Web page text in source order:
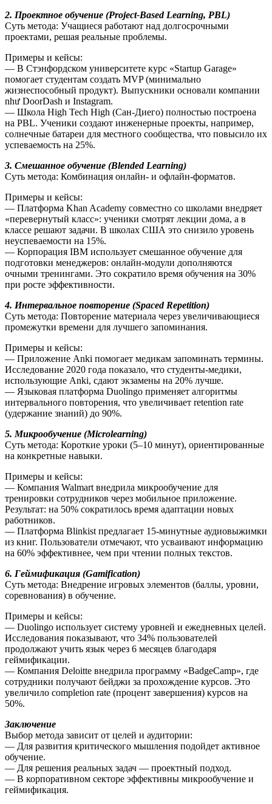
2. Проектное обучение (Project-Based Learning, PBL)
Суть метода: Учащиеся работают над долгосрочными
проектами, решая реальные проблемы.
Примеры и кейсы:
— В Стэнфордском университете курс «Startup Garage»
помогает студентам создать MVP (минимально
жизнеспособный продукт). Выпускники основали компании
như DoorDash и Instagram.
— Школа High Tech High (Сан-Диего) полностью построена
на PBL. Ученики создают инженерные проекты, например,
солнечные батареи для местного сообщества, что повысило их
успеваемость на 25%.
3. Смешанное обучение (Blended Learning)
Суть метода: Комбинация онлайн- и офлайн-форматов.
Примеры и кейсы:
— Платформа Khan Academy совместно со школами внедряет
«перевернутый класс»: ученики смотрят лекции дома, а в
классе решают задачи. В школах США это снизило уровень
неуспеваемости на 15%.
— Корпорация IBM использует смешанное обучение для
подготовки менеджеров: онлайн-модули дополняются
очными тренингами. Это сократило время обучения на 30%
при росте эффективности.
4. Интервальное повторение (Spaced Repetition)
Суть метода: Повторение материала через увеличивающиеся
промежутки времени для лучшего запоминания.
Примеры и кейсы:
— Приложение Anki помогает медикам запоминать термины.
Исследование 2020 года показало, что студенты-медики,
использующие Anki, сдают экзамены на 20% лучше.
— Языковая платформа Duolingo применяет алгоритмы
интервального повторения, что увеличивает retention rate
(удержание знаний) до 90%.
5. Микрообучение (Microlearning)
Суть метода: Короткие уроки (5–10 минут), ориентированные
на конкретные навыки.
Примеры и кейсы:
— Компания Walmart внедрила микрообучение для
тренировки сотрудников через мобильное приложение.
Результат: на 50% сократилось время адаптации новых
работников.
— Платформа Blinkist предлагает 15-минутные аудиовыжимки
из книг. Пользователи отмечают, что усваивают информацию
на 60% эффективнее, чем при чтении полных текстов.
6. Геймификация (Gamification)
Суть метода: Внедрение игровых элементов (баллы, уровни,
соревнования) в обучение.
Примеры и кейсы:
— Duolingo использует систему уровней и ежедневных целей.
Исследования показывают, что 34% пользователей
продолжают учить язык через 6 месяцев благодаря
геймификации.
— Компания Deloitte внедрила программу «BadgeCamp», где
сотрудники получают бейджи за прохождение курсов. Это
увеличило completion rate (процент завершения) курсов на
50%.
Заключение
Выбор метода зависит от целей и аудитории:
— Для развития критического мышления подойдет активное
обучение.
— Для решения реальных задач — проектный подход.
— В корпоративном секторе эффективны микрообучение и
геймификация.